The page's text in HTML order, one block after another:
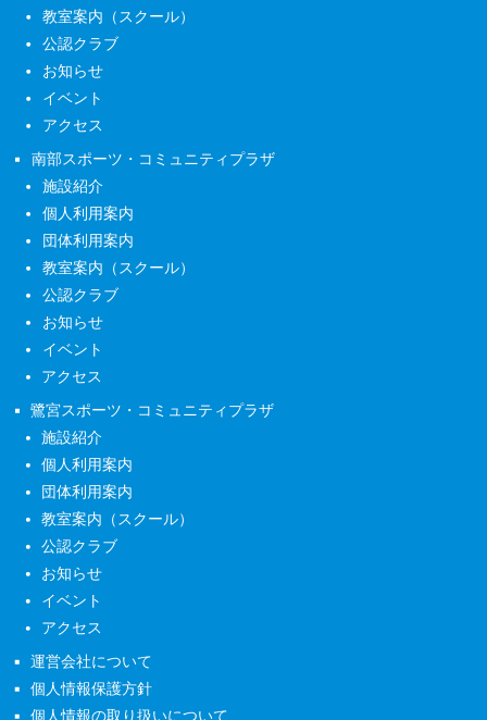
教室案内（スクール）
公認クラブ
お知らせ
イベント
アクセス
南部スポーツ・コミュニティプラザ
施設紹介
個人利用案内
団体利用案内
教室案内（スクール）
公認クラブ
お知らせ
イベント
アクセス
鷺宮スポーツ・コミュニティプラザ
施設紹介
個人利用案内
団体利用案内
教室案内（スクール）
公認クラブ
お知らせ
イベント
アクセス
運営会社について
個人情報保護方針
個人情報の取り扱いについて